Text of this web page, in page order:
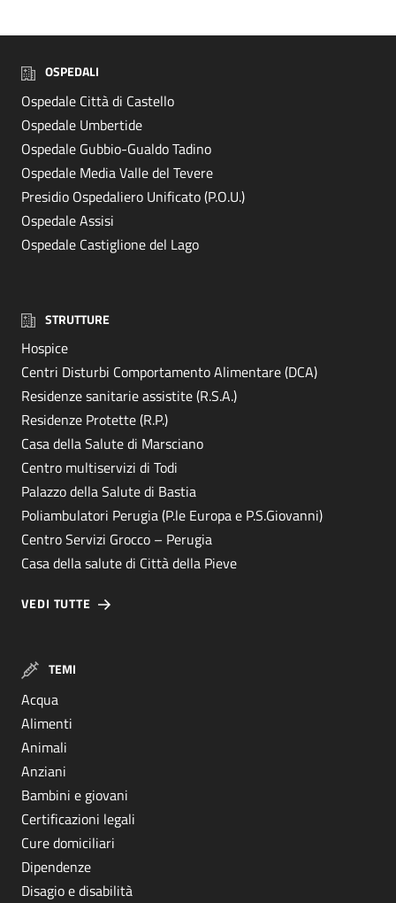
OSPEDALI
Ospedale Città di Castello
Ospedale Umbertide
Ospedale Gubbio-Gualdo Tadino
Ospedale Media Valle del Tevere
Presidio Ospedaliero Unificato (P.O.U.)
Ospedale Assisi
Ospedale Castiglione del Lago
STRUTTURE
Hospice
Centri Disturbi Comportamento Alimentare (DCA)
Residenze sanitarie assistite (R.S.A.)
Residenze Protette (R.P.)
Casa della Salute di Marsciano
Centro multiservizi di Todi
Palazzo della Salute di Bastia
Poliambulatori Perugia (P.le Europa e P.S.Giovanni)
Centro Servizi Grocco – Perugia
Casa della salute di Città della Pieve
VEDI TUTTE
TEMI
Acqua
Alimenti
Animali
Anziani
Bambini e giovani
Certificazioni legali
Cure domiciliari
Dipendenze
Disagio e disabilità